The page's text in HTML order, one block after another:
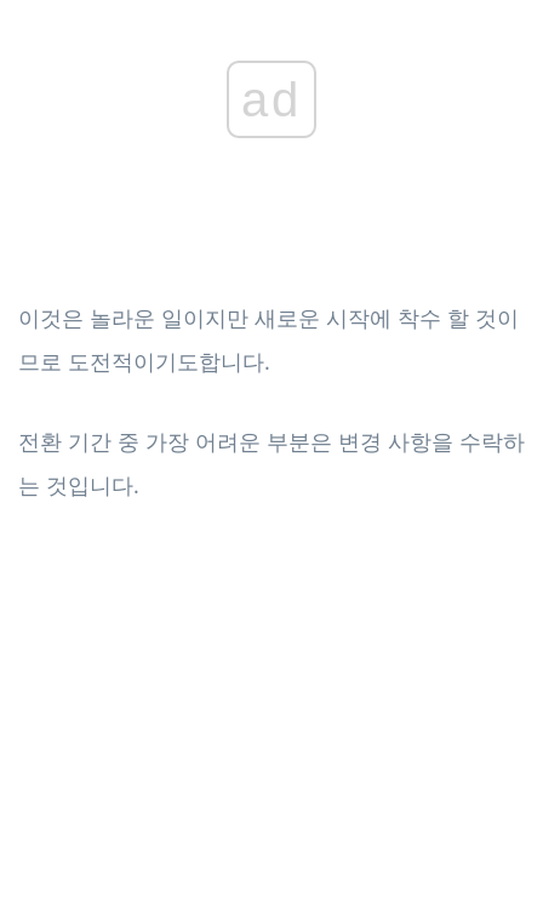
ad
이것은 놀라운 일이지만 새로운 시작에 착수 할 것이
므로 도전적이기도합니다.
전환 기간 중 가장 어려운 부분은 변경 사항을 수락하
는 것입니다.